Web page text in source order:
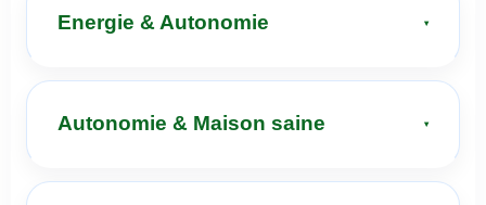
Energie & Autonomie
Autonomie & Maison saine